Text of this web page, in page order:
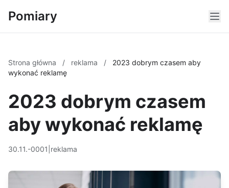
Pomiary
Strona główna / reklama /
2023 dobrym czasem aby
wykonać reklamę
2023 dobrym czasem
aby wykonać reklamę
30.11.-0001 reklama